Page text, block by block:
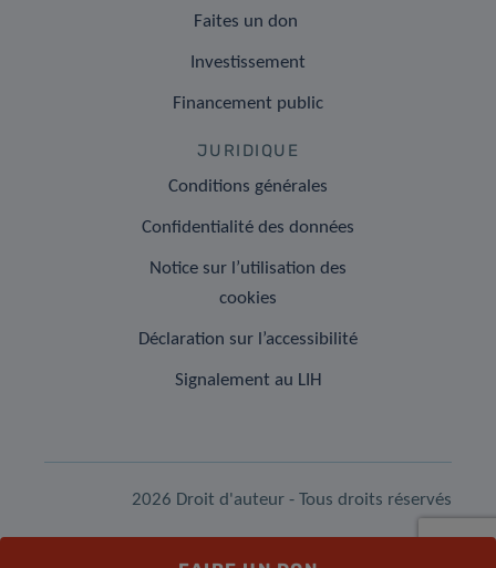
Faites un don
Investissement
Financement public
JURIDIQUE
Conditions générales
Confidentialité des données
Notice sur l’utilisation des
cookies
Déclaration sur l’accessibilité
Signalement au LIH
2026 Droit d'auteur - Tous droits réservés